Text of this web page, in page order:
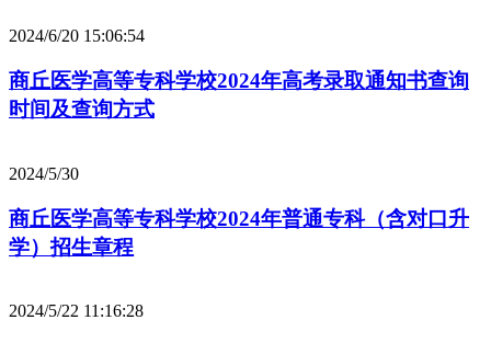
2024/6/20 15:06:54
商丘医学高等专科学校2024年高考录取通知书查询
时间及查询方式
2024/5/30
商丘医学高等专科学校2024年普通专科（含对口升
学）招生章程
2024/5/22 11:16:28